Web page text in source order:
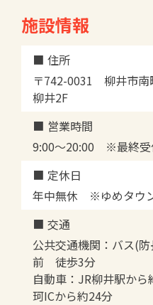
施設情報
住所
〒742-0031 柳井市南
柳井2F
営業時間
9:00～20:00 ※最終受
定休日
年中無休 ※ゆめタウ
交通
公共交通機関：バス(
前 徒歩3分
自動車：JR柳井駅か
珂ICから約24分